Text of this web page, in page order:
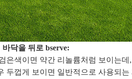
바닥을 뒤로 bserve:
은색이면 약간 리놀륨처럼 보이는
두껍게 보이면 일반적으로 사용되